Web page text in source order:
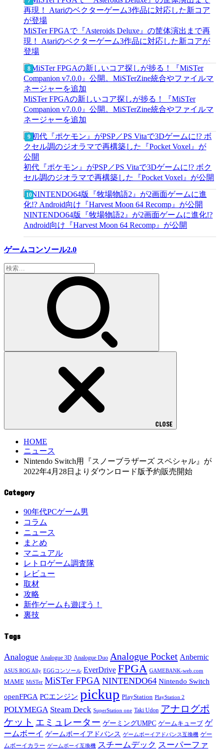
MiSTer FPGAで『Asteroids Deluxe』の筐体演出まで再
現！ Atariのベクターゲーム3作品に対応した新コアが
登場
MiSTer FPGAの新しいコア探しが捗る！『MiSTer
Companion v7.0.0』公開。MiSTerZine統合やファイルマ
ネージャーを追加
初代『ポケモン』がPSP／PS Vitaで3Dゲームに!? ボク
セル調のジオラマで再構築した『Pocket Voxel』が公開
NINTENDO64版『牧場物語2』が2画面ゲームに進化!?
Android向け『Harvest Moon 64 Recomp』が公開
ゲームコンソール2.0
検
索:
CLOSE
HOME
ニュース
Nintendo Switch用『スノーブラザーズ スペシャル』が
2022年4月28日よりダウンロード版予約販売開始
Category
90年代PCゲーム男
コラム
ニュース
まとめ
マニュアル
レトロゲーム調査隊
レビュー
取材
攻略
新作ゲームも遊ぼう！
裏技
Tags
Analogue Analogue 3D Analogue Duo Analogue Pocket Anbernic
ASUS ROG Ally EGGコンソール EverDrive FPGA GAMEBANK-web.com
MAME MiSTer MiSTer FPGA NINTENDO64 Nintendo Switch
openFPGA PCエンジン pickup PlayStation PlayStation 2
POLYMEGA Steam Deck SuperStation one Taki Udon アナログポ
ケット エミュレーター ゲーミングUMPC ゲームキューブ ゲ
ームボーイ ゲームボーイアドバンス ゲームボーイアドバンス互換機 ゲー
ムボーイカラー ゲームボーイ互換機 スチームデック スーパーファ